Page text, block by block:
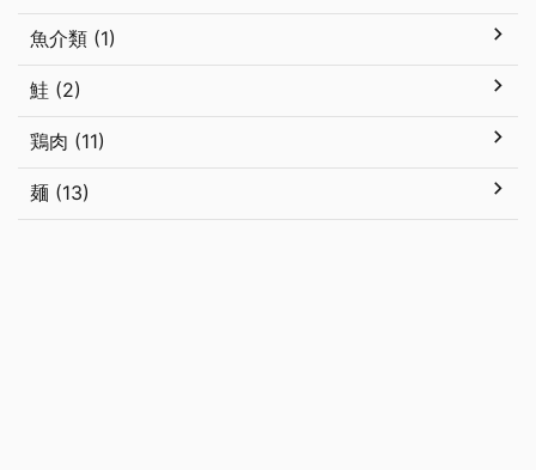
魚介類 (1)
鮭 (2)
鶏肉 (11)
麺 (13)